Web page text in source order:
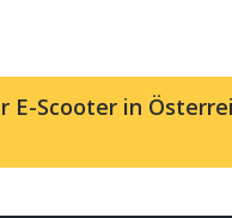
Scooter in